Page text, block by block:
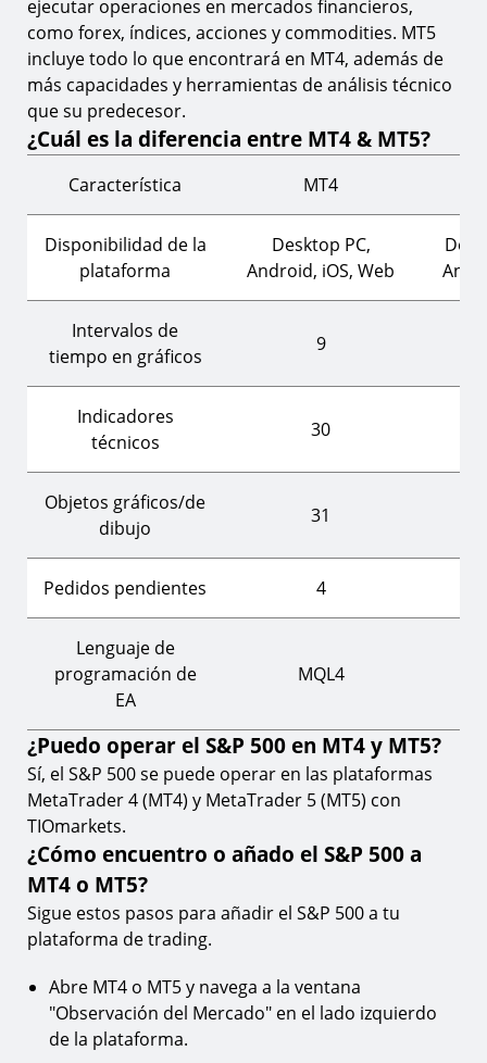
ejecutar operaciones en mercados financieros,
como forex, índices, acciones y commodities. MT5
incluye todo lo que encontrará en MT4, además de
más capacidades y herramientas de análisis técnico
que su predecesor.
¿Cuál es la diferencia entre MT4 & MT5?
Característica MT4
Disponibilidad de la
plataforma
Desktop PC,
Android, iOS, Web
Intervalos de
tiempo en gráficos
9
Indicadores
técnicos
30
Objetos gráficos/de
dibujo
31
Pedidos pendientes 4
Lenguaje de
programación de
EA
MQL4
¿Puedo operar el S&P 500 en MT4 y MT5?
Sí, el S&P 500 se puede operar en las plataformas
MetaTrader 4 (MT4) y MetaTrader 5 (MT5) con
TIOmarkets.
¿Cómo encuentro o añado el S&P 500 a
MT4 o MT5?
Sigue estos pasos para añadir el S&P 500 a tu
plataforma de trading.
Abre MT4 o MT5 y navega a la ventana
"Observación del Mercado" en el lado izquierdo
de la plataforma.